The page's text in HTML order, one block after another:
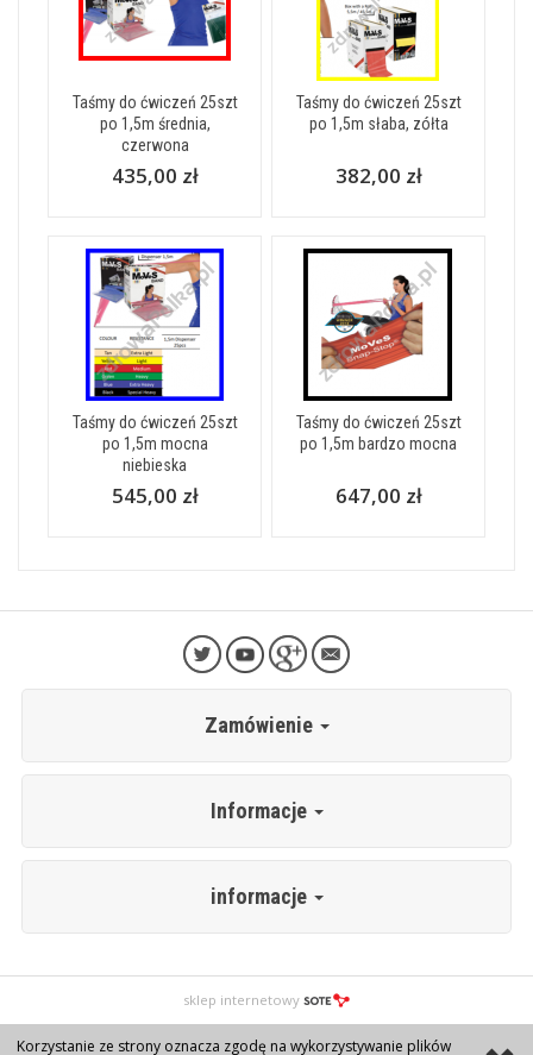
Taśmy do ćwiczeń 25szt
po 1,5m średnia,
czerwona
435,00 zł
Taśmy do ćwiczeń 25szt
po 1,5m słaba, zółta
382,00 zł
Taśmy do ćwiczeń 25szt
po 1,5m mocna
niebieska
545,00 zł
Taśmy do ćwiczeń 25szt
po 1,5m bardzo mocna
647,00 zł
Zamówienie
Informacje
informacje
sklep internetowy
Korzystanie ze strony oznacza zgodę na wykorzystywanie plików